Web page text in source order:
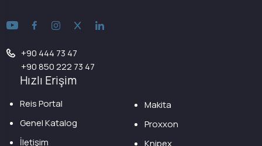
+90 444 73 47
+90 850 222 73 47
Hızlı Erişim
Reis Portal
Genel Katalog
İletişim
Makita
Proxxon
Knipex